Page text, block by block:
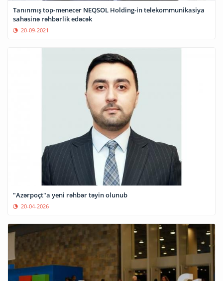
Tanınmış top-menecer NEQSOL Holding-in telekommunikasiya
sahəsinə rəhbərlik edəcək
20-09-2021
"Azərpoçt"a yeni rəhbər təyin olunub
20-04-2026